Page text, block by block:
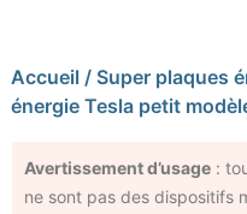
Accueil / Super plaques
énergie Tesla petit
Avertissement d’usage :
ne sont pas des dispositifs